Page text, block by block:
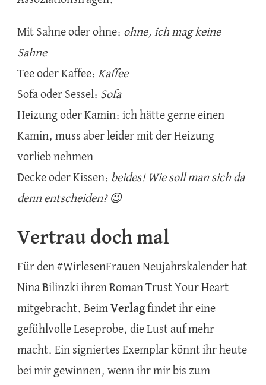
Mit Sahne oder ohne: ohne, ich mag keine
Sahne
Tee oder Kaffee: Kaffee
Sofa oder Sessel: Sofa
Heizung oder Kamin: ich hätte gerne einen
Kamin, muss aber leider mit der Heizung
vorlieb nehmen
Decke oder Kissen: beides! Wie soll man sich da
denn entscheiden? 😉
Vertrau doch mal
Für den #WirlesenFrauen Neujahrskalender hat
Nina Bilinzki ihren Roman Trust Your Heart
mitgebracht. Beim Verlagfindet ihr eine
gefühlvolle Leseprobe, die Lust auf mehr
macht. Ein signiertes Exemplar könnt ihr heute
bei mir gewinnen, wenn ihr mir bis zum